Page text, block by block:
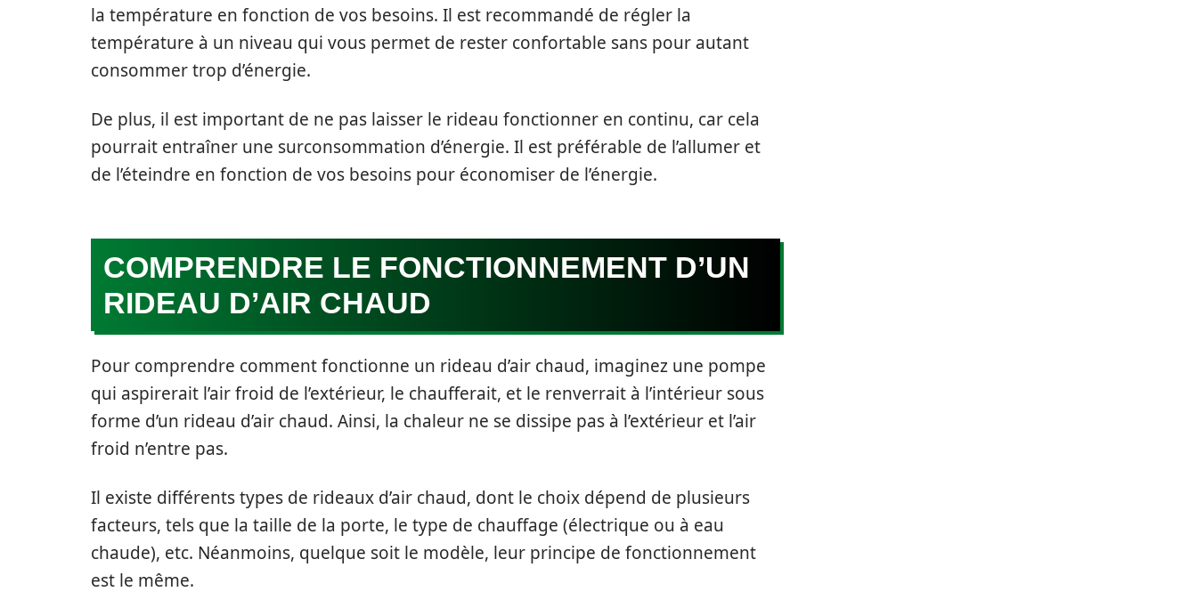
la température en fonction de vos besoins. Il est recommandé de régler la
température à un niveau qui vous permet de rester confortable sans pour autant
consommer trop d’énergie.
De plus, il est important de ne pas laisser le rideau fonctionner en continu, car cela
pourrait entraîner une surconsommation d’énergie. Il est préférable de l’allumer et
de l’éteindre en fonction de vos besoins pour économiser de l’énergie.
COMPRENDRE LE FONCTIONNEMENT D’UN
RIDEAU D’AIR CHAUD
Pour comprendre comment fonctionne un rideau d’air chaud, imaginez une pompe
qui aspirerait l’air froid de l’extérieur, le chaufferait, et le renverrait à l’intérieur sous
forme d’un rideau d’air chaud. Ainsi, la chaleur ne se dissipe pas à l’extérieur et l’air
froid n’entre pas.
Il existe différents types de rideaux d’air chaud, dont le choix dépend de plusieurs
facteurs, tels que la taille de la porte, le type de chauffage (électrique ou à eau
chaude), etc. Néanmoins, quelque soit le modèle, leur principe de fonctionnement
est le même.